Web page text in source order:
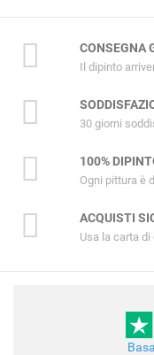
CONSEGNA
Il dipinto
30 giorni
100%
Ogni pittura è
ACQUISTI
Usa la carta